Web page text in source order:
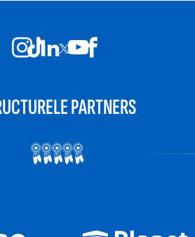
PARTNERS